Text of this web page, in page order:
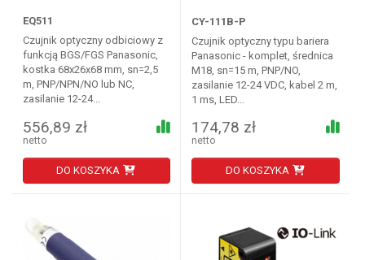
EQ511
Czujnik optyczny odbiciowy z
funkcją BGS/FGS Panasonic,
kostka 68x26x68 mm, sn=2,5
m, PNP/NPN/NO lub NC,
zasilanie 12-24...
556,89 zł
netto
DO KOSZYKA
CY-111B-P
Czujnik optyczny typu bariera
Panasonic - komplet, średnica
M18, sn=15 m, PNP/NO,
zasilanie 12-24 VDC, kabel 2 m,
1 ms, LED...
174,78 zł
netto
DO KOSZYKA